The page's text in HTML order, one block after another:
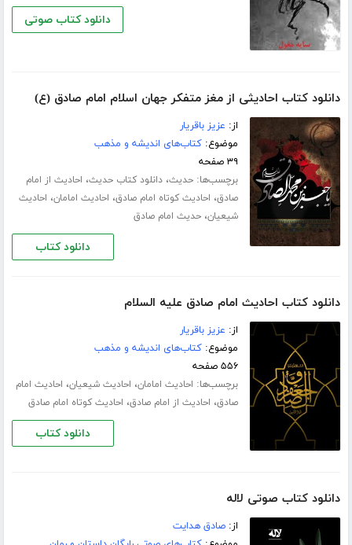
دانلود کتاب صوتی
دانلود کتاب احادیثی از مغز متفکر جهان اسلام امام صادق (ع)
از: عزیز باقریار
موضوع:کتاب‌های اندیشه و مذهب
۳۹ صفحه
برچسب‌ها:حدیث،دانلود کتاب حدیث، احادیث از امام
صادق، احادیث کوتاه امام صادق، احادیث امامان، احادیث
شیعیان،حدیث امام صادق
دانلود کتاب
دانلود کتاب احادیث امام صادق علیه السلام
از: عزیز باقریار
موضوع:کتاب‌های اندیشه و مذهب
۵۵۶ صفحه
برچسب‌ها: احادیث امامان، احادیث شیعیان، احادیث امام
صادق، احادیث از امام صادق، احادیث کوتاه امام صادق
دانلود کتاب
دانلود کتاب صوتی لاله
از:صادق هدایت